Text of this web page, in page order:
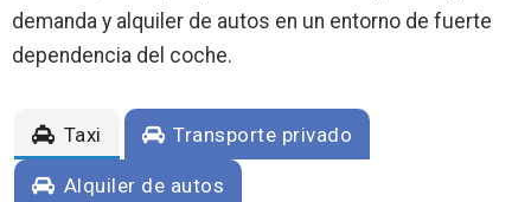
demanda y alquiler de autos en un entorno de fuerte
dependencia del coche.
Taxi Transporte privado
Alquiler de autos